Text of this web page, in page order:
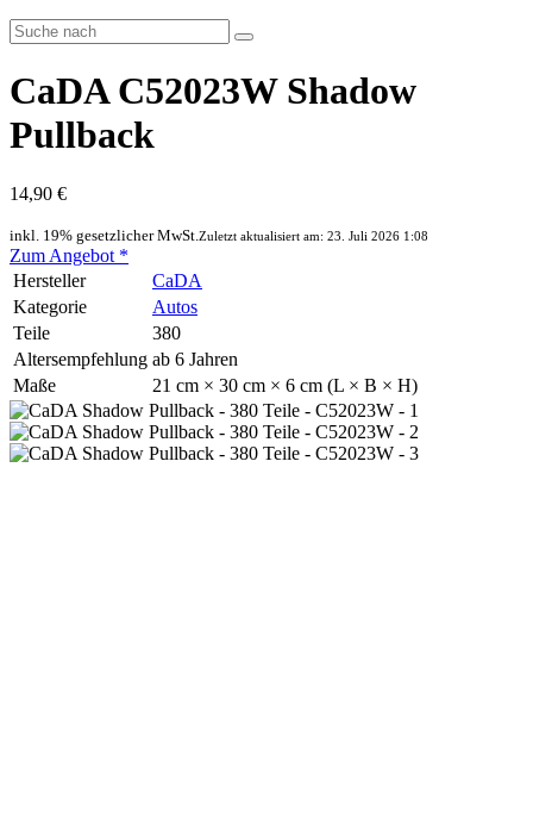
CaDA C52023W Shadow
Pullback
14,90 €
inkl. 19% gesetzlicher MwSt. Zuletzt aktualisiert am: 23. Juli 2026 1:08
Zum Angebot *
Hersteller
CaDA
Kategorie
Autos
Teile
380
Altersempfehlung ab 6 Jahren
Maße
21 cm × 30 cm × 6 cm (L × B × H)